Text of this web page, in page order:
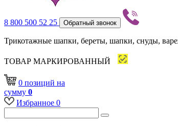
8 800 500 52 25 Обратный звонок
Трикотажные шапки, береты, шапки, снуды,
ТОВАР МАРКИРОВАННЫЙ
0 позиций на
сумму 0
Избранное 0